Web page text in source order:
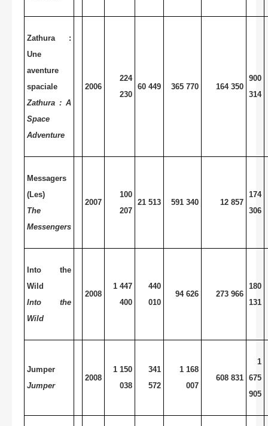
Zathura :
Une
aventure
spaciale
Zathura : A
Space
Adventure
2006
224
230
60 449 365 770 164 350
900
314
Messagers
(Les)
The
Messengers
2007
100
207
21 513 591 340 12 857
174
306
Into the
Wild
Into the
Wild
2008
1 447
400
440
010
94 626 273 966
180
131
Jumper
Jumper
2008
1 150
038
341
572
1 168
007
608 831
1
675
905